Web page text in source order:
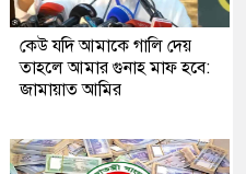
কেউ যদি আমাকে গালি দেয়
তাহলে আমার গুনাহ মাফ হবে:
জামায়াত আমির